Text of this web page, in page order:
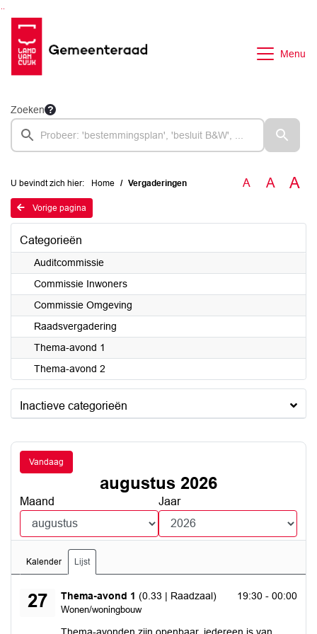
Menu
Zoeken
U bevindt zich hier: Home Vergaderingen A A A
Vorige pagina
Categorieën
Auditcommissie
Commissie Inwoners
Commissie Omgeving
Raadsvergadering
Thema-avond 1
Thema-avond 2
Inactieve categorieën
Vandaag
augustus 2026
Maand Jaar
Kalender Lijst
27 Thema-avond 1 (0.33 | Raadzaal)
Wonen/woningbouw
donderdag 27 augustus 2026 19:30 - 00:00